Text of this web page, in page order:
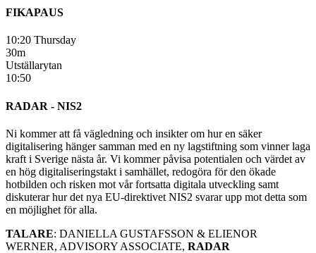
FIKAPAUS
10:20 Thursday
30m
Utställarytan
10:50
RADAR - NIS2
Ni kommer att få vägledning och insikter om hur en säker
digitalisering hänger samman med en ny lagstiftning som vinner laga
kraft i Sverige nästa år. Vi kommer påvisa potentialen och värdet av
en hög digitaliseringstakt i samhället, redogöra för den ökade
hotbilden och risken mot vår fortsatta digitala utveckling samt
diskuterar hur det nya EU-direktivet NIS2 svarar upp mot detta som
en möjlighet för alla.
TALARE: DANIELLA GUSTAFSSON & ELIENOR
WERNER, ADVISORY ASSOCIATE, RADAR